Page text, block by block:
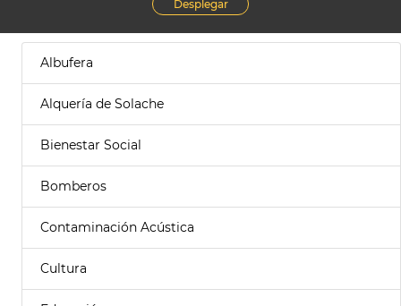
Desplegar
Albufera
Alquería de Solache
Bienestar Social
Bomberos
Contaminación Acústica
Cultura